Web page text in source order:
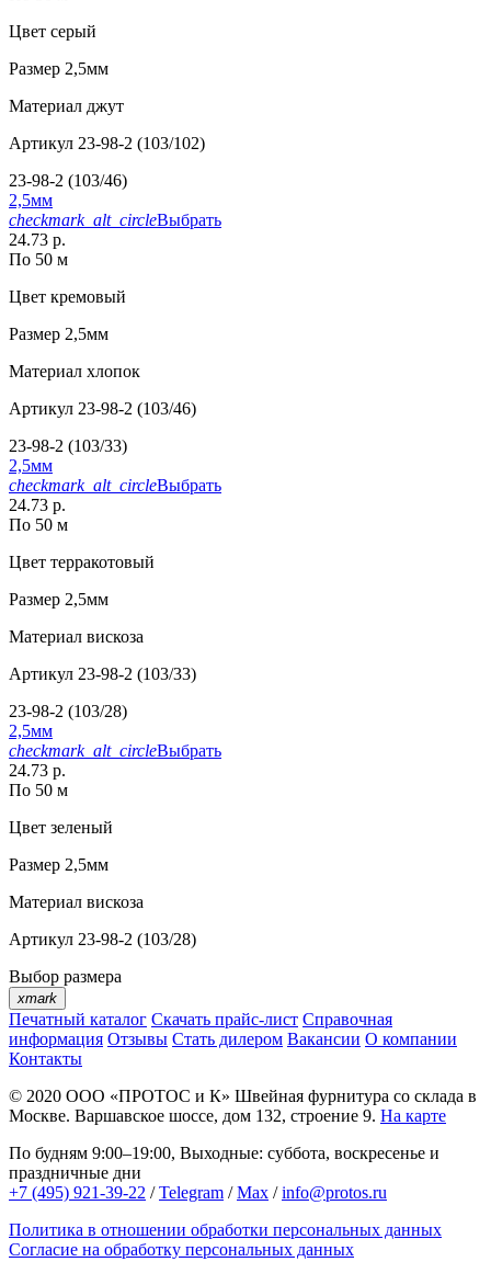
Цвет серый
Размер 2,5мм
Материал джут
Артикул 23-98-2 (103/102)
23-98-2 (103/46)
2,5мм
checkmark_alt_circleВыбрать
24.73 р.
По 50 м
Цвет кремовый
Размер 2,5мм
Материал хлопок
Артикул 23-98-2 (103/46)
23-98-2 (103/33)
2,5мм
checkmark_alt_circleВыбрать
24.73 р.
По 50 м
Цвет терракотовый
Размер 2,5мм
Материал вискоза
Артикул 23-98-2 (103/33)
23-98-2 (103/28)
2,5мм
checkmark_alt_circleВыбрать
24.73 р.
По 50 м
Цвет зеленый
Размер 2,5мм
Материал вискоза
Артикул 23-98-2 (103/28)
Выбор размера
xmark
Печатный каталог Скачать прайс-лист Справочная
информация Отзывы Стать дилером Вакансии О компании
Контакты
© 2020 ООО «ПРОТОС и К» Швейная фурнитура со склада в
Москве. Варшавское шоссе, дом 132, строение 9. На карте
По будням 9:00–19:00, Выходные: суббота, воскресенье и
праздничные дни
+7 (495) 921-39-22 /Telegram /Max /info@protos.ru
Политика в отношении обработки персональных данных
Согласие на обработку персональных данных